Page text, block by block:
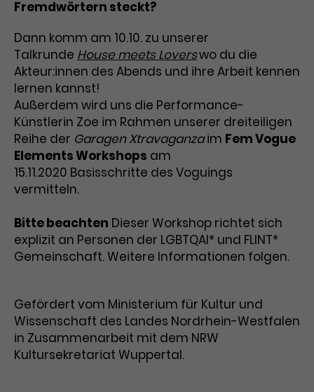
Fremdwörtern steckt?
Dann komm am 10.10. zu unserer
Talkrunde House meets Loverswo du die
Akteur:innen des Abends und ihre Arbeit kennen
lernen kannst!
Außerdem wird uns die Performance-
Künstlerin Zoe im Rahmen unserer dreiteiligen
Reihe der Garagen Xtravaganzaim Fem Vogue
Elements Workshops am
15.11.2020 Basisschritte des Voguings
vermitteln.
Bitte beachten Dieser Workshop richtet sich
explizit an Personen der LGBTQAI* und FLINT*
Gemeinschaft. Weitere Informationen folgen.
Gefördert vom Ministerium für Kultur und
Wissenschaft des Landes Nordrhein-Westfalen
in Zusammenarbeit mit dem NRW
Kultursekretariat Wuppertal.